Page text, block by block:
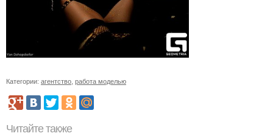
Категории: агентство работа моделью
Читайте также